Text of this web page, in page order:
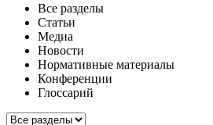
Все разделы
Статьи
Медиа
Новости
Нормативные материалы
Конференции
Глоссарий